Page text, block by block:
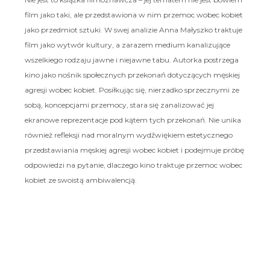
film jako taki, ale przedstawiona w nim przemoc wobec kobiet
jako przedmiot sztuki. W swej analizie Anna Małyszko traktuje
film jako wytwór kultury, a zarazem medium kanalizujące
wszelkiego rodzaju jawne i niejawne tabu. Autorka postrzega
kino jako nośnik społecznych przekonań dotyczących męskiej
agresji wobec kobiet. Posiłkując się, nierzadko sprzecznymi ze
sobą, koncepcjami przemocy, stara się zanalizować jej
ekranowe reprezentacje pod kątem tych przekonań. Nie unika
również refleksji nad moralnym wydźwiękiem estetycznego
przedstawiania męskiej agresji wobec kobiet i podejmuje próbę
odpowiedzi na pytanie, dlaczego kino traktuje przemoc wobec
kobiet ze swoistą ambiwalencją.